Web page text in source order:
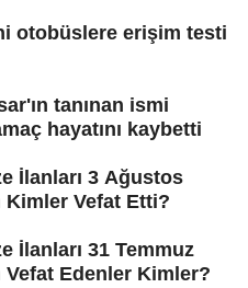
otobüslere erişim testi
tanınan ismi
hayatını kaybetti
İlanları 3 Ağustos
Kimler Vefat Etti?
İlanları 31 Temmuz
Vefat Edenler Kimler?